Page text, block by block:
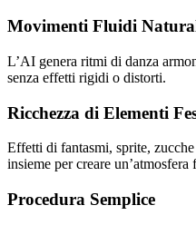
Movimenti Fluidi
L’AI genera ritmi di danza
senza effetti rigidi o distorti.
Ricchezza di Elementi
Effetti di fantasmi, sprite,
insieme per creare un’atmosfera
Procedura Semplice